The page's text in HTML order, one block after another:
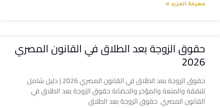
معرفة المزيد »
حقوق الزوجة بعد الطلاق في القانون المصري
2026
حقوق الزوجة بعد الطلاق في القانون المصري 2026 | دليل شامل
للنفقة والمتعة والمؤخر والحضانة حقوق الزوجة بعد الطلاق في
القانون المصري حقوق الزوجة بعد الطلاق